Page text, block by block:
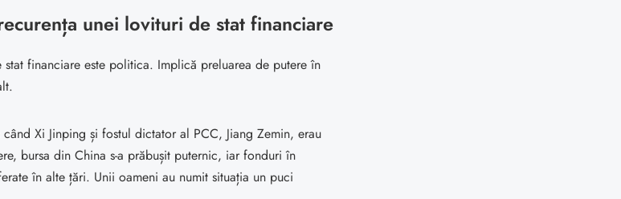
unei lovituri de stat financiare
financiare este politica. Implică preluarea de putere în
Xi Jinping și fostul dictator al PCC, Jiang Zemin, erau
bursa din China s-a prăbușit puternic, iar fonduri în
în alte țări. Unii oameni au numit situația un puci